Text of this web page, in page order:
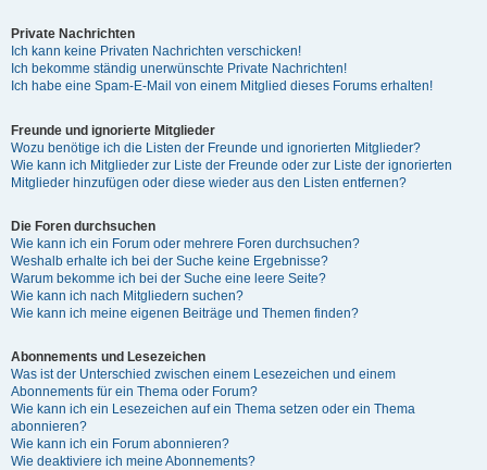
Private Nachrichten
Ich kann keine Privaten Nachrichten verschicken!
Ich bekomme ständig unerwünschte Private Nachrichten!
Ich habe eine Spam-E-Mail von einem Mitglied dieses Forums erhalten!
Freunde und ignorierte Mitglieder
Wozu benötige ich die Listen der Freunde und ignorierten Mitglieder?
Wie kann ich Mitglieder zur Liste der Freunde oder zur Liste der ignorierten
Mitglieder hinzufügen oder diese wieder aus den Listen entfernen?
Die Foren durchsuchen
Wie kann ich ein Forum oder mehrere Foren durchsuchen?
Weshalb erhalte ich bei der Suche keine Ergebnisse?
Warum bekomme ich bei der Suche eine leere Seite?
Wie kann ich nach Mitgliedern suchen?
Wie kann ich meine eigenen Beiträge und Themen finden?
Abonnements und Lesezeichen
Was ist der Unterschied zwischen einem Lesezeichen und einem
Abonnements für ein Thema oder Forum?
Wie kann ich ein Lesezeichen auf ein Thema setzen oder ein Thema
abonnieren?
Wie kann ich ein Forum abonnieren?
Wie deaktiviere ich meine Abonnements?